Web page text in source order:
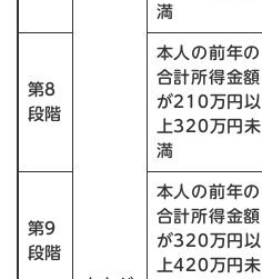
満
第8
段階
本人の前年の
合計所得金額
が210万円以
上320万円未
満
第9
段階
本人の前年の
合計所得金額
が320万円以
上420万円未